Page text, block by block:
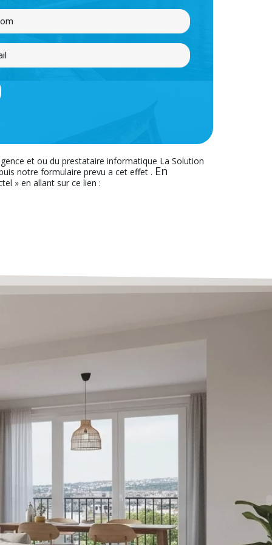
et ou du prestataire informatique La Solution
notre formulaire prevu a cet effet . En
» en allant sur ce lien :